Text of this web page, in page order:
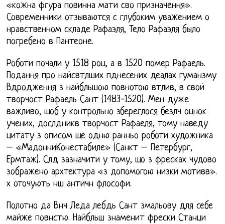
«кожна фгура повинна мати сво призначення».
Современники отзываются с глубоким уважением о
нравственном складе Рафаэля, Тело Рафаэля было
погребено в Пантеоне.
Роботи почали у 1518 роц, а в 1520 помер Рафаель.
Подання про найсвтлших пднесених деалах гуманзму
Вдродження з найбльшою повнотою втлив, в свой
творчост Рафаель Сант (1483-1520). Мен дуже
важливо, щоб у контрольно збереглося безлч оцнок
учених, дослдникв творчост Рафаеля, тому наведу
цитату з описом ще одню ранньо роботи художника
– «МадонниКонестабиле» (Санкт – Петербург,
Ермтаж). Слд зазначити у тому, що з фресках чудово
зображено архтектура «з допомогою низки мотивв».
х оточують нш античн флософи.
Полотно да Внч Леда лебдь Сант змальову для себе
майже повнстю. Найбльш знаменит фрески Станци